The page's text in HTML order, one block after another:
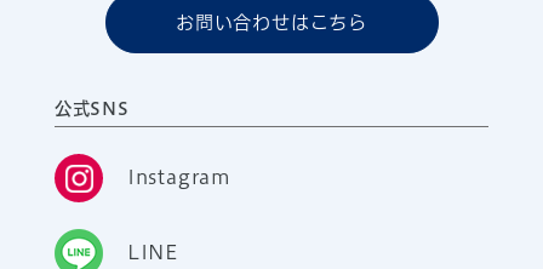
お問い合わせはこちら
公式SNS
Instagram
LINE